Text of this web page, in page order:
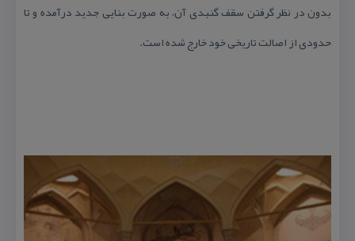
بدون در نظر گرفتن سقف گنبدی آن، به صورت بنایی جدید درآمده و تا
حدودی از اصالت تاریخی خود خارج شده است.